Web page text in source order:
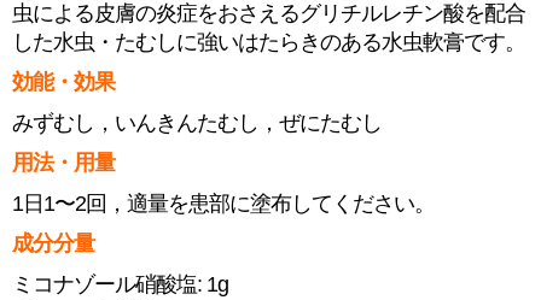
虫による皮膚の炎症をおさえるグリチルレチン酸を配合
した水虫・たむしに強いはたらきのある水虫軟膏です。
効能・効果
みずむし，いんきんたむし，ぜにたむし
用法・用量
1日1〜2回，適量を患部に塗布してください。
成分分量
ミコナゾール硝酸塩: 1g